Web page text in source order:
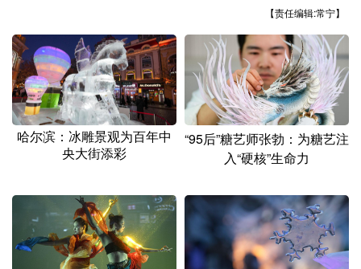
浙江 安徽 福建 江西
山东 河南 湖北 湖南
广东 广西 海南 重庆
云南 西藏
甘肃 青海 宁夏
新疆 内蒙古 黑龙江
【责任编辑:常宁】
哈尔滨：冰雕景观为百年中
央大街添彩
“95后”糖艺师张勃：为糖艺注
入“硬核”生命力